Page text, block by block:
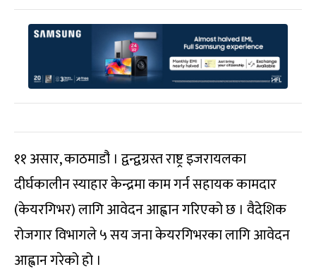
११ असार, काठमाडौ‌ं । द्वन्द्वग्रस्त राष्ट्र इजरायलका
दीर्घकालीन स्याहार केन्द्रमा काम गर्न सहायक कामदार
(केयरगिभर) लागि आवेदन आह्वान गरिएको छ । वैदेशिक
रोजगार विभागले ५ सय जना केयरगिभरका लागि आवेदन
आह्वान गरेको हो ।